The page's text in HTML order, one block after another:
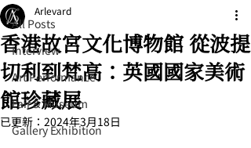
All Posts
Interview
Art Performance
Fair & Museum
Gallery Exhibition
香港故宮文化博物館 從波提
切利到梵高：英國國家美術
館珍藏展
Arlevard
已更新： 2024年3月18日